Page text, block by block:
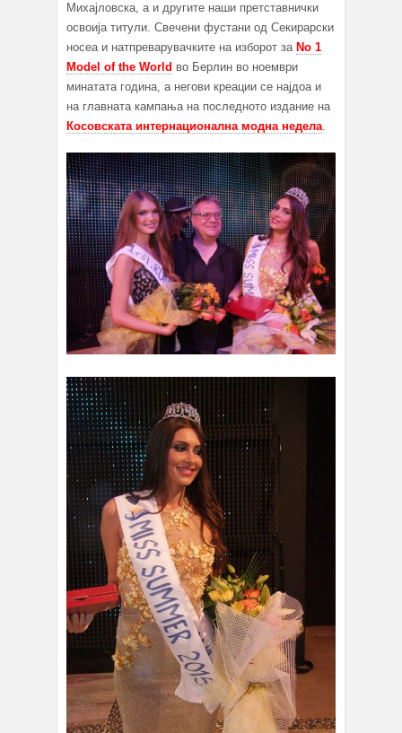
Михајловска, а и другите наши претставнички
освоија титули. Свечени фустани од Секирарски
носеа и натпреварувачките на изборот за No 1
Model of the World во Берлин во ноември
минатата година, а негови креации се најдоа и
на главната кампања на последното издание на
Косовската интернационална модна недела.